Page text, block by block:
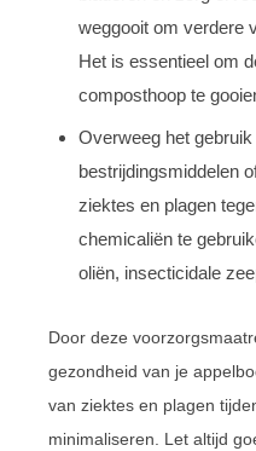
weggooit om verdere
Het is essentieel om
composthoop te
Overweeg het
bestrijdingsmiddelen
ziektes en plagen
chemicaliën te
oliën, insecticidale
Door deze
gezondheid van je
van ziektes en plagen
minimaliseren. Let altijd